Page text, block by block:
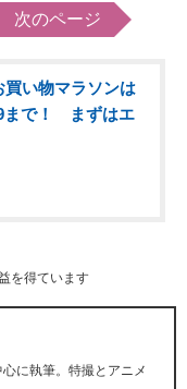
次のページ
買い物マラソンは
まで！ まずはエ
を得ています
に執筆。特撮とアニメ